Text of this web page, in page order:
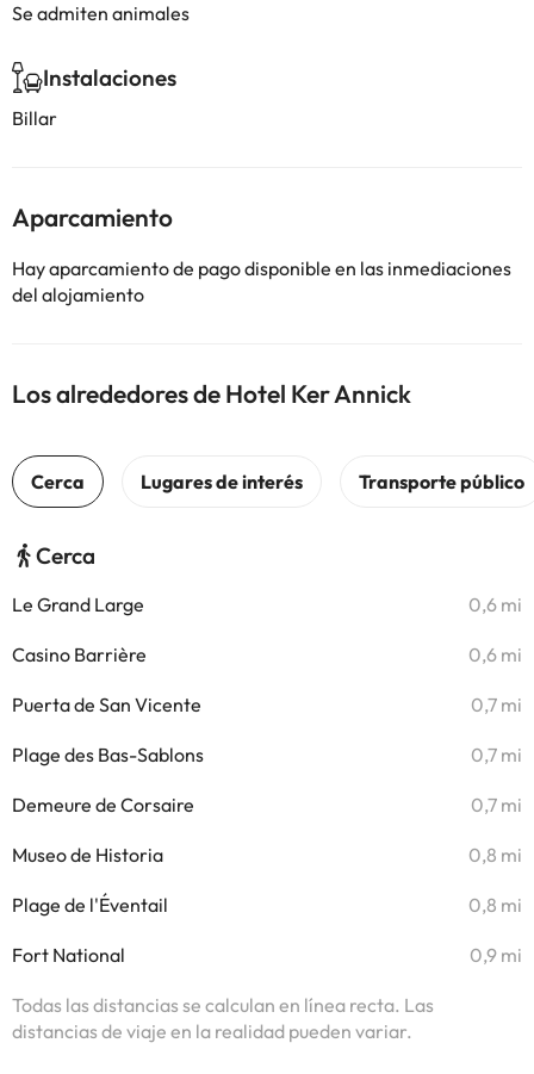
Se admiten animales
Instalaciones
Billar
Aparcamiento
Hay aparcamiento de pago disponible en las inmediaciones
del alojamiento
Los alrededores de Hotel Ker Annick
Cerca
Le Grand Large 0,6 mi
Casino Barrière 0,6 mi
Puerta de San Vicente 0,7 mi
Plage des Bas-Sablons 0,7 mi
Demeure de Corsaire 0,7 mi
Museo de Historia 0,8 mi
Plage de l'Éventail 0,8 mi
Fort National 0,9 mi
Todas las distancias se calculan en línea recta. Las
distancias de viaje en la realidad pueden variar.